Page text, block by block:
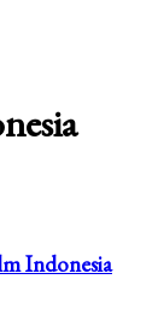
Indonesia